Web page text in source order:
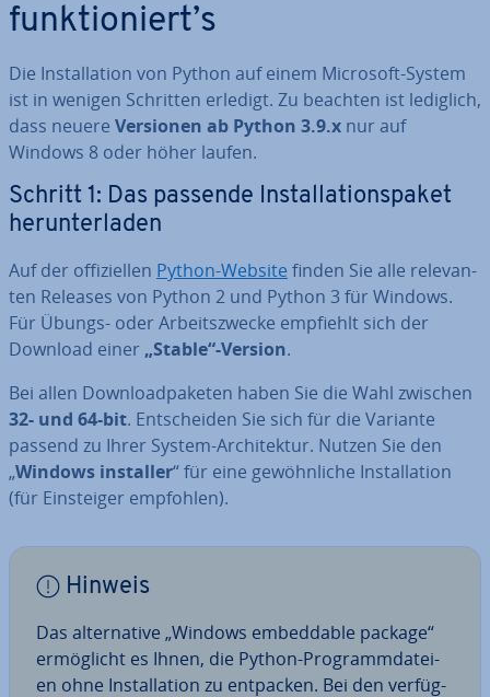
funk­tio­niert’s
Die In­stal­la­ti­on von Python auf einem Microsoft-System
ist in wenigen Schritten erledigt. Zu beachten ist lediglich,
dass neuere Versionen ab Python 3.9.x nur auf
Windows 8 oder höher laufen.
Schritt 1: Das passende In­stal­la­ti­ons­pa­ket
her­un­ter­la­den
Auf der of­fi­zi­el­len Python-Website finden Sie alle re­le­van­
ten Releases von Python 2 und Python 3 für Windows.
Für Übungs- oder Ar­beits­zwe­cke empfiehlt sich der
Download einer „Stable“-Version.
Bei allen Down­load­pa­ke­ten haben Sie die Wahl zwischen
32- und 64-bit. Ent­schei­den Sie sich für die Variante
passend zu Ihrer System-Ar­chi­tek­tur. Nutzen Sie den
„Windows installer“ für eine ge­wöhn­li­che In­stal­la­ti­on
(für Ein­stei­ger empfohlen).
Hinweis
Das al­ter­na­ti­ve „Windows em­bed­da­ble package“
er­mög­licht es Ihnen, die Python-Pro­gramm­da­tei­
en ohne In­stal­la­ti­on zu entpacken. Bei den ver­füg­